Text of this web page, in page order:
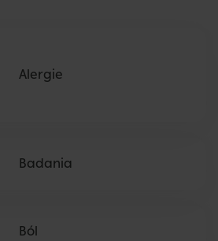
neurologicznych, takich jak
padaczka czy migrena. Zdrowie
w której znajdziesz
lęków, stresu oraz terapii
jest również szeroko
zdrowym rozwoju dzieci. Nasze
Alergie
Badania
Ból